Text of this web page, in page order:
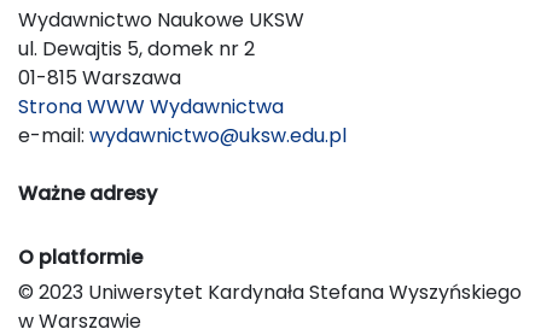
Wydawnictwo Naukowe UKSW
ul. Dewajtis 5, domek nr 2
01-815 Warszawa
Strona WWW Wydawnictwa
e-mail: wydawnictwo@uksw.edu.pl
Ważne adresy
O platformie
© 2023 Uniwersytet Kardynała Stefana Wyszyńskiego
w Warszawie